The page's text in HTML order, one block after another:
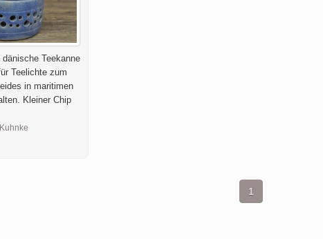
dänische Teekanne
Teelichte zum
in maritimen
Kleiner Chip
1